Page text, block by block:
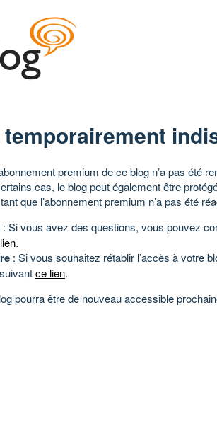
premium de ce blog n’a pas été
cas, le blog peut également être
que l’abonnement premium n’a pas été
: Si vous avez des questions, vous pouvez
.
: Si vous souhaitez rétablir l’accès à votre
ce lien.
pourra être de nouveau accessible